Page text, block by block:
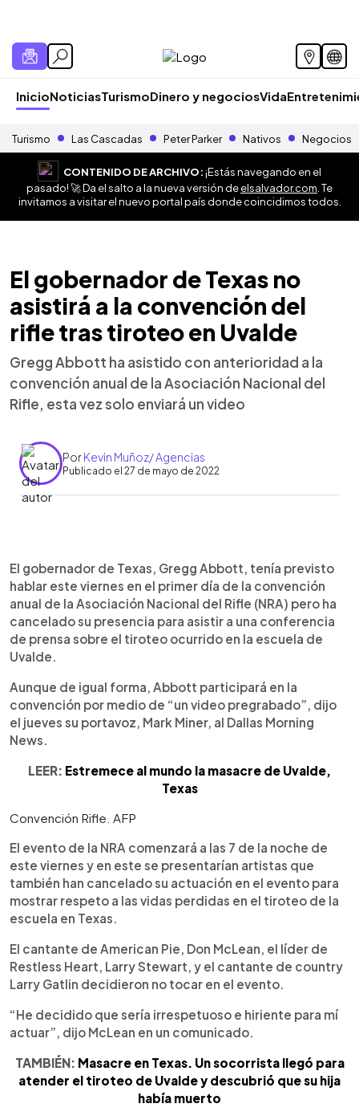
InicioNoticiasTurismoDinero y negociosVida
Turismo Las Cascadas Peter Parker Nativos Negocios
CONTENIDO DE ARCHIVO:¡Estás navegando en el
pasado! 🚀 Da el salto a la nueva versión deelsalvador.com . Te
invitamos a visitar el nuevo portal país donde coincidimos todos.
El gobernador de Texas no
asistirá a la convención del
rifle tras tiroteo en Uvalde
Gregg Abbott ha asistido con anterioridad a la
convención anual de la Asociación Nacional del
Rifle, esta vez solo enviará un video
PorKevin Muñoz/ Agencias
Publicado el 27 de mayo de 2022
Escuchar artículo
El gobernador de Texas, Gregg Abbott, tenía previsto
hablar este viernes en el primer día de la convención
anual de la Asociación Nacional del Rifle (NRA) pero ha
cancelado su presencia para asistir a una conferencia
de prensa sobre el tiroteo ocurrido en la escuela de
Uvalde.
Aunque de igual forma, Abbott participará en la
convención por medio de “un video pregrabado”, dijo
el jueves su portavoz, Mark Miner, al Dallas Morning
News.
LEER: Estremece al mundo la masacre de Uvalde,
Texas
Convención Rifle. AFP
El evento de la NRA comenzará a las 7 de la noche de
este viernes y en este se presentarían artistas que
también han cancelado su actuación en el evento para
mostrar respeto a las vidas perdidas en el tiroteo de la
escuela en Texas.
El cantante de American Pie, Don McLean, el líder de
Restless Heart, Larry Stewart, y el cantante de country
Larry Gatlin decidieron no tocar en el evento.
“He decidido que sería irrespetuoso e hiriente para mí
actuar”, dijo McLean en un comunicado.
TAMBIÉN: Masacre en Texas. Un socorrista llegó para
atender el tiroteo de Uvalde y descubrió que su hija
había muerto